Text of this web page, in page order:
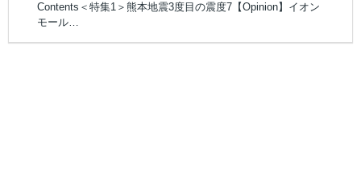
Contents＜特集1＞熊本地震3度目の震度7【Opinion】イオン
モール…